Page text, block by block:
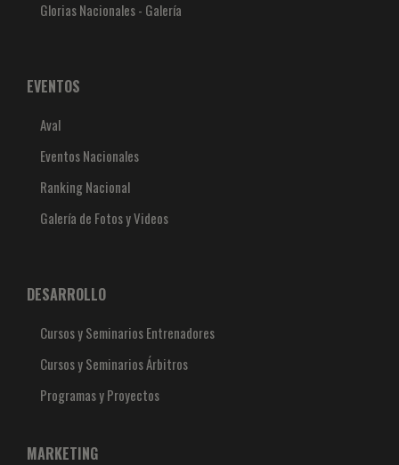
Glorias Nacionales - Galería
EVENTOS
Aval
Eventos Nacionales
Ranking Nacional
Galería de Fotos y Videos
DESARROLLO
Cursos y Seminarios Entrenadores
Cursos y Seminarios Árbitros
Programas y Proyectos
MARKETING